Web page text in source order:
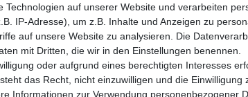
Technologien auf unserer Website und verarbeiten
IP-Adresse), um z.B. Inhalte und Anzeigen zu
auf unsere Website zu analysieren. Die
mit Dritten, die wir in den Einstellungen benennen.
oder aufgrund eines berechtigten Interesses
das Recht, nicht einzuwilligen und die Einwilligung
Informationen zur Verwendung personenbezogener